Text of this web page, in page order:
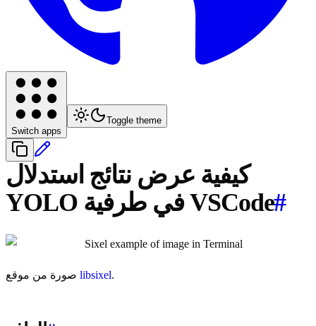
Switch apps
Toggle theme
كيفية عرض نتائج استدلال
YOLO في طرفية VSCode#
libsixel.